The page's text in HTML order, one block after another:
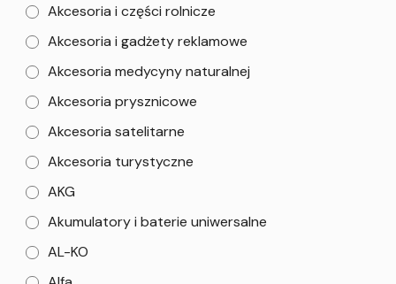
Akcesoria i części rolnicze
Akcesoria i gadżety reklamowe
Akcesoria medycyny naturalnej
Akcesoria prysznicowe
Akcesoria satelitarne
Akcesoria turystyczne
AKG
Akumulatory i baterie uniwersalne
AL-KO